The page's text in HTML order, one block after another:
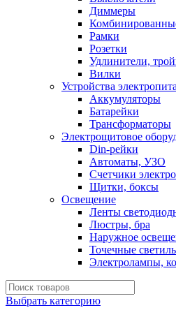
Диммеры
Рамки
Розетки
Удлинители,
Вилки
Устройства
Аккумуляторы
Батарейки
Трансформаторы
Электрощитовое
Din-рейки
Автоматы, УЗО
Счетчики
Щитки, боксы
Освещение
Ленты
Люстры, бра
Наружное
Точечные
Электролампы,
Выбрать категорию